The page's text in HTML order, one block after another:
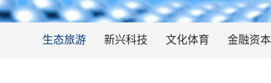
生态旅游 新兴科技 文化体育 金融资本